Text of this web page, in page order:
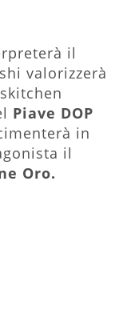
il
valorizzerà
Piave DOP
in
il
Oro.